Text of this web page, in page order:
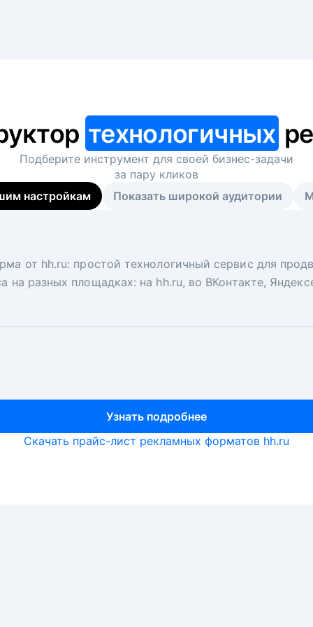
технологичных
Подберите инструмент для своей бизнес-задачи
за пару кликов
настройкам
Показать широкой аудитории
от hh.ru: простой технологичный сервис для
на разных площадках: на hh.ru, во ВКонтакте,
Узнать подробнее
вакансий на главной странице hh.ru.
ключ. Решите, сколько кандидатов и когда вам
рекрутеры и проектные менеджеры hh.ru с
Узнать подробнее
Скачать прайс-лист рекламных форматов hh.ru